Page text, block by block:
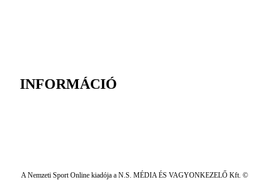
INFORMÁCIÓ
A Nemzeti Sport Online kiadója a N.S. MÉDIA ÉS VAGYONKEZELŐ Kft. ©